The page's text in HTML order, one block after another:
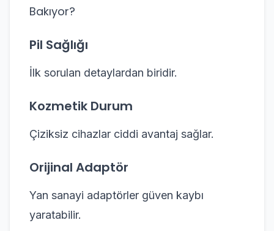
Bakıyor?
Pil Sağlığı
İlk sorulan detaylardan biridir.
Kozmetik Durum
Çiziksiz cihazlar ciddi avantaj sağlar.
Orijinal Adaptör
Yan sanayi adaptörler güven kaybı
yaratabilir.